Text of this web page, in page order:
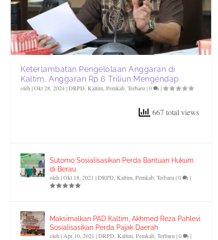
Keterlambatan Pengelolaan Anggaran di
Kaltim, Anggaran Rp 6 Triliun Mengendap
oleh|Okt 28, 2024|DRPD ,Kaltim ,Pemkab ,Terbaru |0 |
667 total views
Sutomo Sosialisasikan Perda Bantuan Hukum
di Berau
oleh|Okt 18, 2021 |DRPD ,Kaltim ,Pemkab ,Terbaru |0 |
Maksimalkan PAD Kaltim, Akhmed Reza Pahlevi
Sosialisasikan Perda Pajak Daerah
oleh| Apr 10, 2021 |DRPD ,Kaltim ,Pemkab ,Terbaru |0 |